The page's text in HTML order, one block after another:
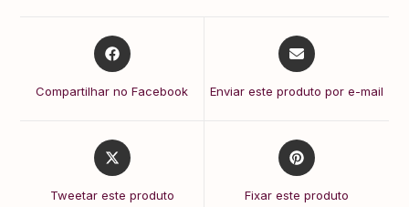
Compartilhar no Facebook Enviar este produto por e-mail
Tweetar este produto Fixar este produto